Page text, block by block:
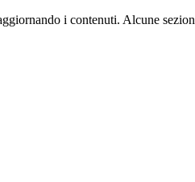
i contenuti. Alcune